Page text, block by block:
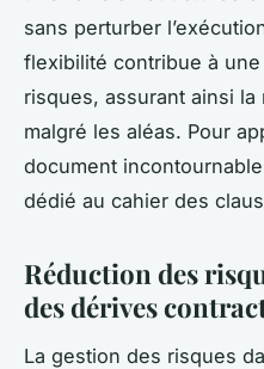
sans perturber
flexibilité contribue à
risques, assurant ainsi
malgré les aléas. Pour
document
dédié au cahier des
Réduction des
des dérives
La gestion des risques